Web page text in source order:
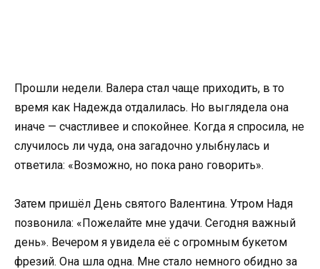
Прошли недели. Валера стал чаще приходить, в то
время как Надежда отдалилась. Но выглядела она
иначе — счастливее и спокойнее. Когда я спросила, не
случилось ли чуда, она загадочно улыбнулась и
ответила: «Возможно, но пока рано говорить».
Затем пришёл День святого Валентина. Утром Надя
позвонила: «Пожелайте мне удачи. Сегодня важный
день». Вечером я увидела её с огромным букетом
фрезий. Она шла одна. Мне стало немного обидно за